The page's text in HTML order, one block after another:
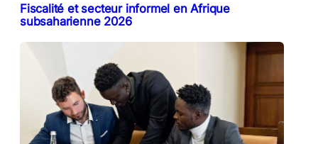
Fiscalité et secteur informel en Afrique
subsaharienne 2026